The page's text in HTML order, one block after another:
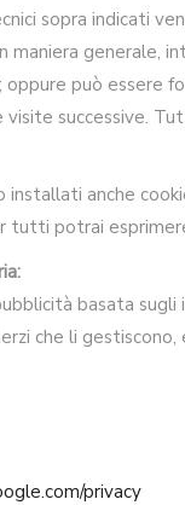
sopra indicati
maniera generale,
può essere
successive.
anche
tutti potrai
basata
che li
privacy